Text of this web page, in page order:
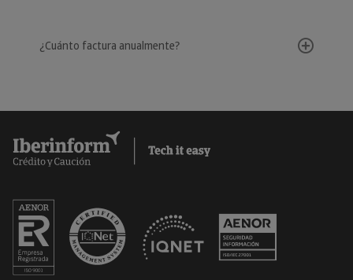
¿Cuánto factura anualmente?